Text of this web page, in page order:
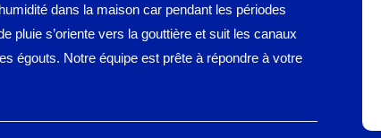
dans la maison car pendant les périodes
pluie s’oriente vers la gouttière et suit les canaux
égouts. Notre équipe est prête à répondre à votre